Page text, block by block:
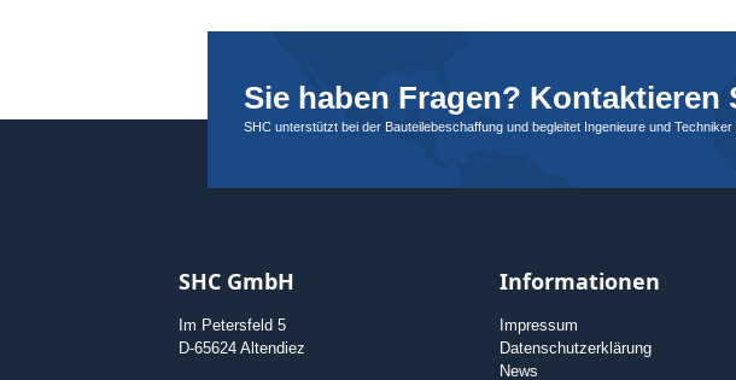
Sie haben Fragen? Kontaktieren
SHC unterstützt bei der Bauteilebeschaffung und begleitet Ingenieure und
SHC GmbH
Im Petersfeld 5
D-65624 Altendiez
Informationen
Impressum
Datenschutzerklärung
News